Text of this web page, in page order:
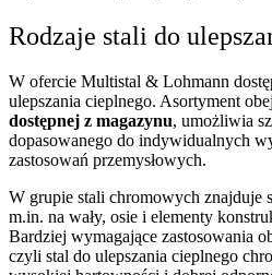
Rodzaje stali do
W ofercie Multistal & Lohmann
ulepszania cieplnego. Asortyment
dostępnej z magazynu, umożliwia
dopasowanego do indywidualnych
zastosowań przemysłowych.
W grupie stali chromowych znajduje
m.in. na wały, osie i elementy
Bardziej wymagające zastosowania
czyli stal do ulepszania cieplnego